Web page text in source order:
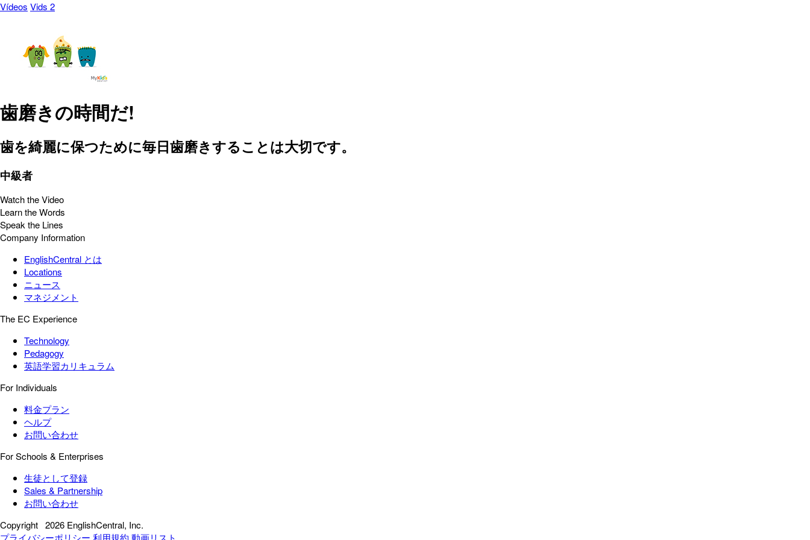
Vídeos Vids 2
歯磨きの時間だ!
歯を綺麗に保つために毎日歯磨きすることは大切です。
中級者
Watch the Video
Learn the Words
Speak the Lines
Company Information
EnglishCentral とは
Locations
ニュース
マネジメント
The EC Experience
Technology
Pedagogy
英語学習カリキュラム
For Individuals
料金プラン
ヘルプ
お問い合わせ
For Schools & Enterprises
生徒として登録
Sales & Partnership
お問い合わせ
Copyright 2026 EnglishCentral, Inc.